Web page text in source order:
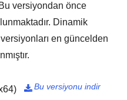
versiyondan önce
Dinamik
en güncelden
Bu versiyonu indir
